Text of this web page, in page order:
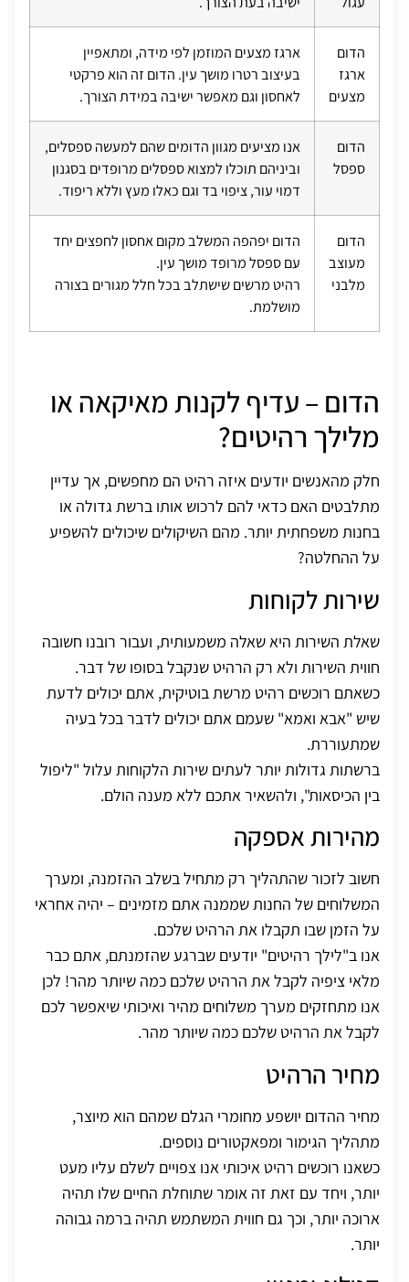
הדום
ארגז
מצעים
ארגז מצעים המוזמן לפי מידה, ומתאפיין
בעיצוב רטרו מושך עין. הדום זה הוא פרקטי
לאחסון וגם מאפשר ישיבה במידת הצורך.
הדום
ספסל
אנו מציעים מגוון הדומים שהם למעשה ספסלים,
וביניהם תוכלו למצוא ספסלים מרופדים בסגנון
דמוי עור, ציפוי בד וגם כאלו מעץ וללא ריפוד.
הדום
מעוצב
מלבני
הדום יפהפה המשלב מקום אחסון לחפצים יחד
עם ספסל מרופד מושך עין.
רהיט מרשים שישתלב בכל חלל מגורים בצורה
מושלמת.
הדום – עדיף לקנות מאיקאה או
מלילך רהיטים?
חלק מהאנשים יודעים איזה רהיט הם מחפשים, אך עדיין
מתלבטים האם כדאי להם לרכוש אותו ברשת גדולה או
בחנות משפחתית יותר. מהם השיקולים שיכולים להשפיע
על ההחלטה?
שירות לקוחות
שאלת השירות היא שאלה משמעותית, ועבור רובנו חשובה
חווית השירות ולא רק הרהיט שנקבל בסופו של דבר.
כשאתם רוכשים רהיט מרשת בוטיקית, אתם יכולים לדעת
שיש "אבא ואמא" שעמם אתם יכולים לדבר בכל בעיה
שמתעוררת.
ברשתות גדולות יותר לעתים שירות הלקוחות עלול "ליפול
בין הכיסאות", ולהשאיר אתכם ללא מענה הולם.
מהירות אספקה
חשוב לזכור שהתהליך רק מתחיל בשלב ההזמנה, ומערך
המשלוחים של החנות שממנה אתם מזמינים – יהיה אחראי
על הזמן שבו תקבלו את הרהיט שלכם.
אנו ב"לילך רהיטים" יודעים שברגע שהזמנתם, אתם כבר
מלאי ציפיה לקבל את הרהיט שלכם כמה שיותר מהר! לכן
אנו מתחזקים מערך משלוחים מהיר ואיכותי שיאפשר לכם
לקבל את הרהיט שלכם כמה שיותר מהר.
מחיר הרהיט
מחיר ההדום יושפע מחומרי הגלם שמהם הוא מיוצר,
מתהליך הגימור ומפאקטורים נוספים.
כשאנו רוכשים רהיט איכותי אנו צפויים לשלם עליו מעט
יותר, ויחד עם זאת זה אומר שתוחלת החיים שלו תהיה
ארוכה יותר, וכך גם חווית המשתמש תהיה ברמה גבוהה
יותר.